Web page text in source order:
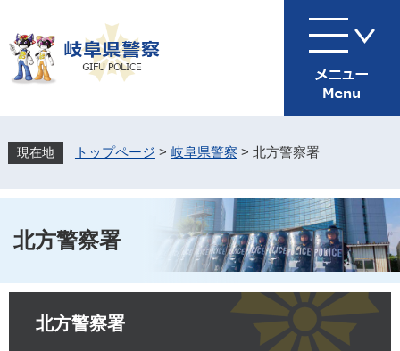
ジ
先
す
ュ
を
し
文
トップページ > 岐阜県警察 > 北方警察署
北方警察署
北方警察署